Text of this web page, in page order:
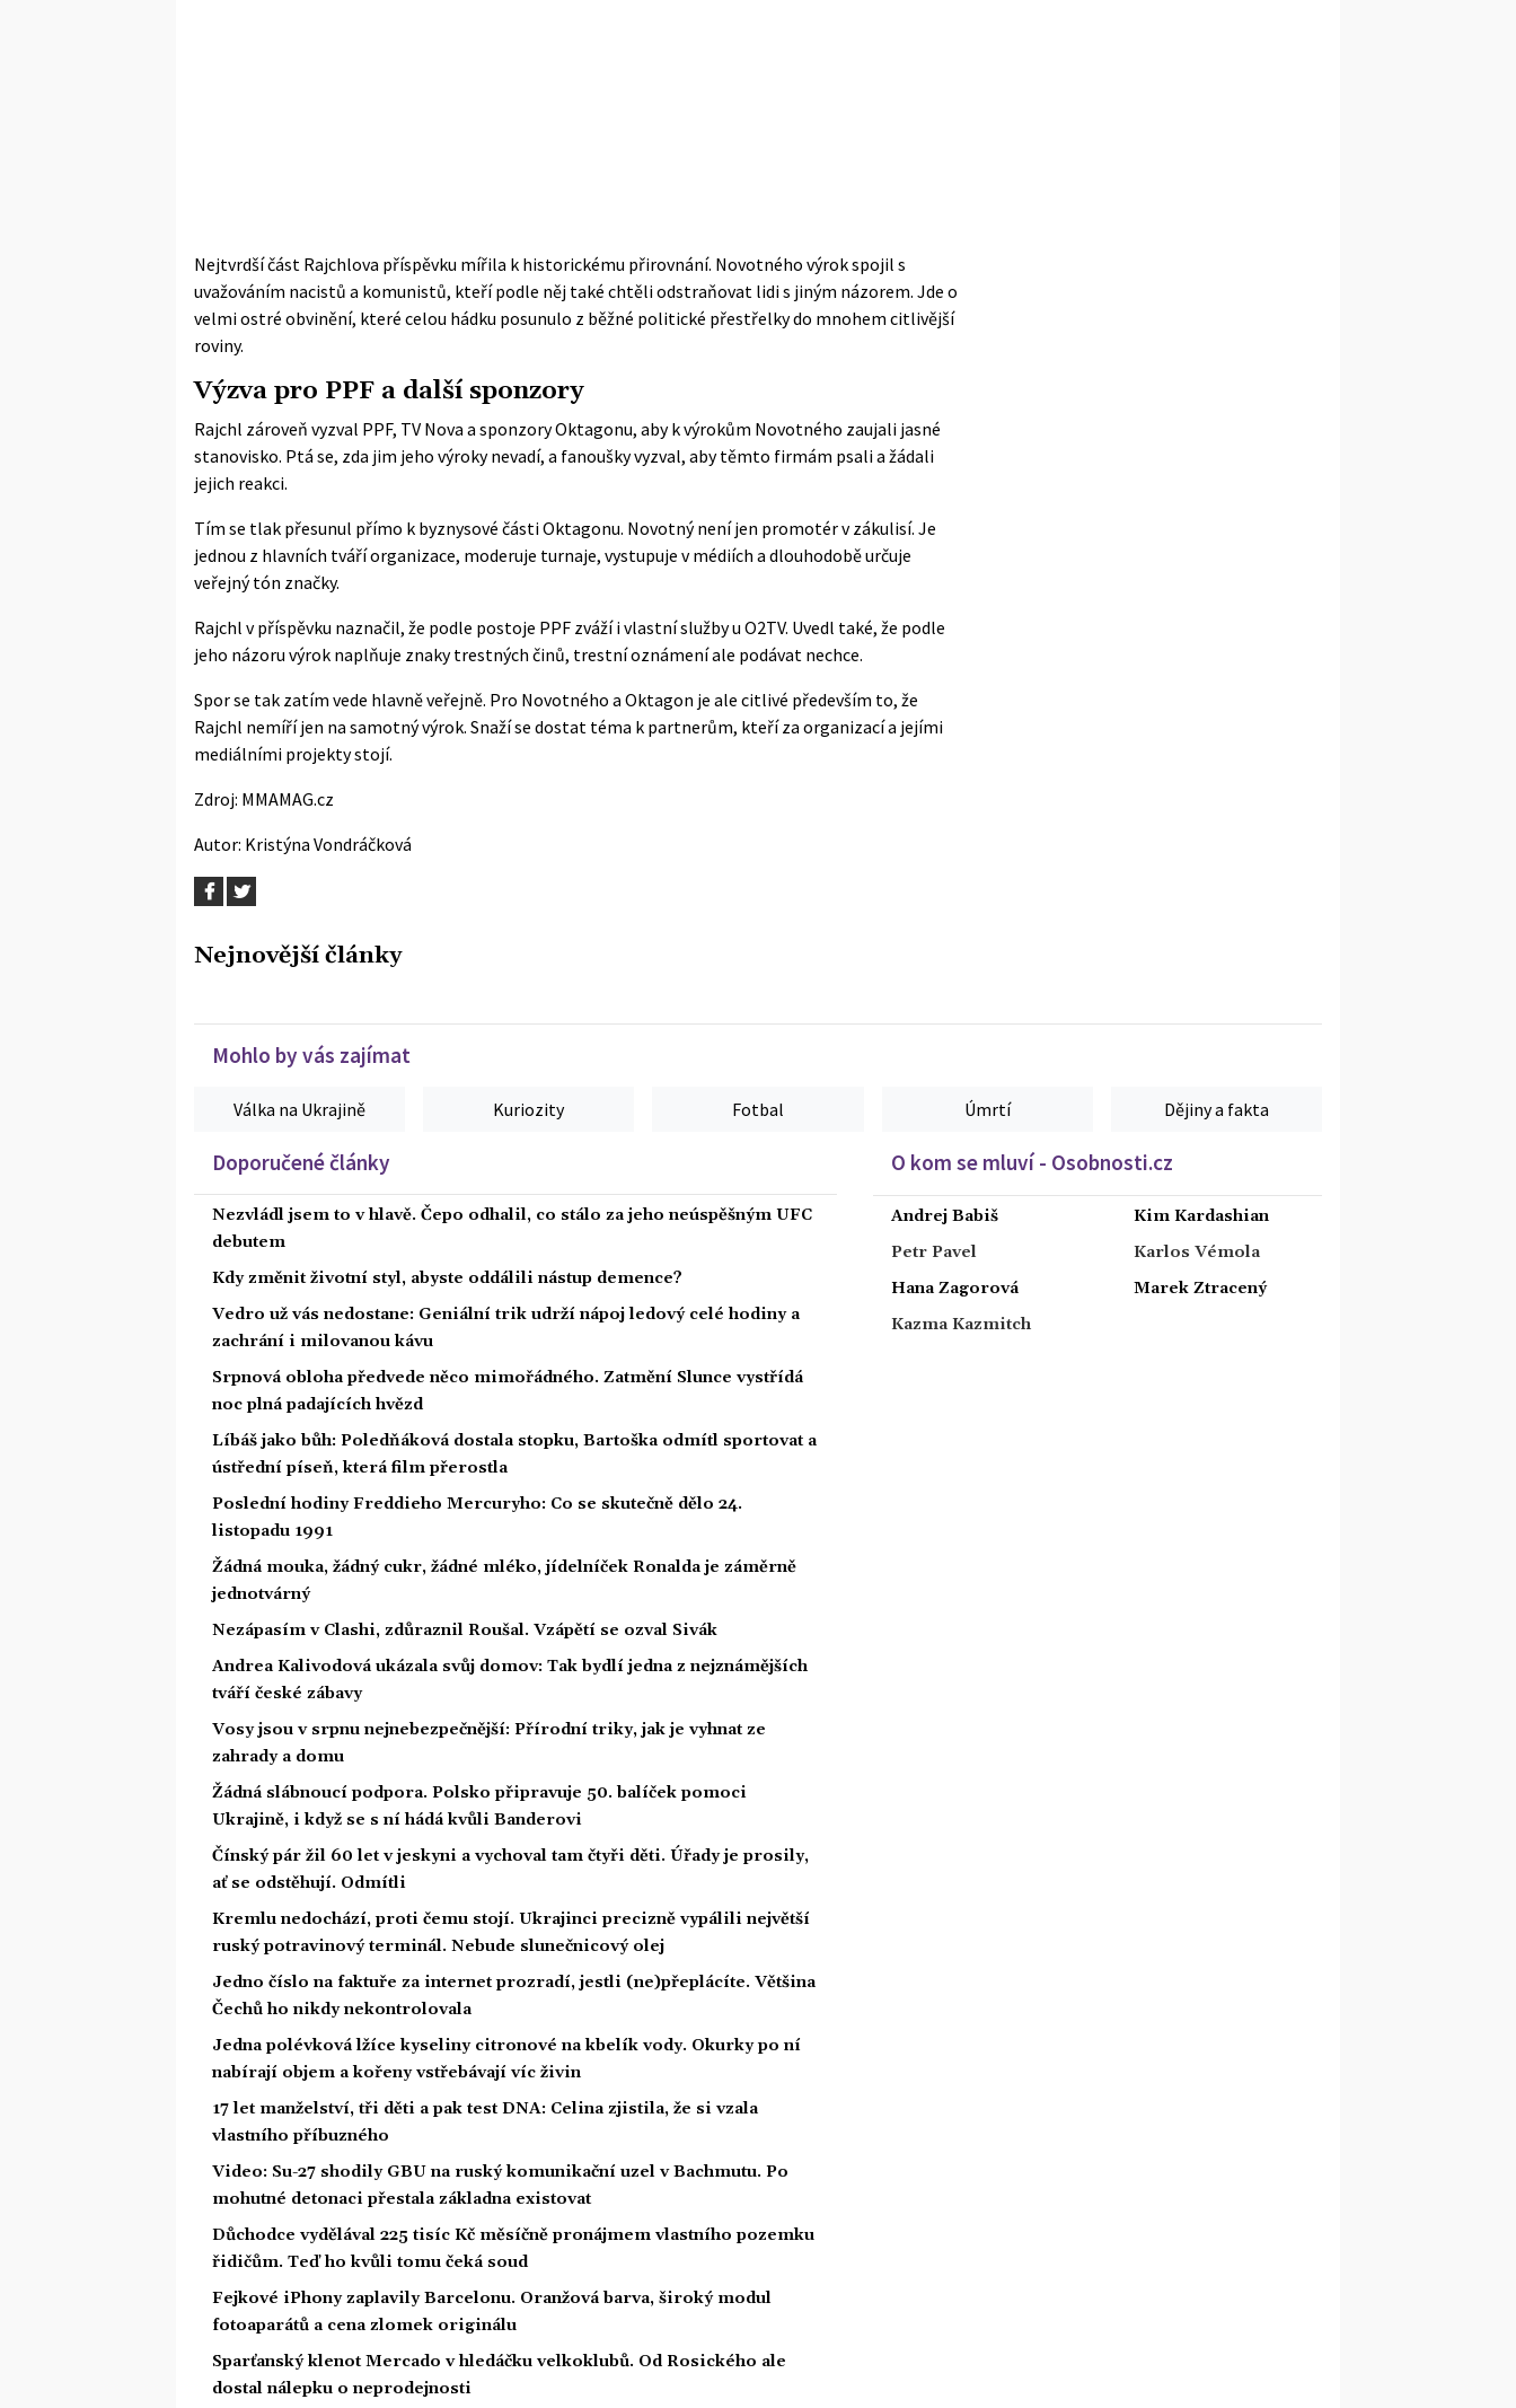
Nejtvrdší část Rajchlova příspěvku mířila k historickému přirovnání. Novotného výrok spojil s
uvažováním nacistů a komunistů, kteří podle něj také chtěli odstraňovat lidi s jiným názorem. Jde o
velmi ostré obvinění, které celou hádku posunulo z běžné politické přestřelky do mnohem citlivější
roviny.
Výzva pro PPF a další sponzory
Rajchl zároveň vyzval PPF, TV Nova a sponzory Oktagonu, aby k výrokům Novotného zaujali jasné
stanovisko. Ptá se, zda jim jeho výroky nevadí, a fanoušky vyzval, aby těmto firmám psali a žádali
jejich reakci.
Tím se tlak přesunul přímo k byznysové části Oktagonu. Novotný není jen promotér v zákulisí. Je
jednou z hlavních tváří organizace, moderuje turnaje, vystupuje v médiích a dlouhodobě určuje
veřejný tón značky.
Rajchl v příspěvku naznačil, že podle postoje PPF zváží i vlastní služby u O2TV. Uvedl také, že podle
jeho názoru výrok naplňuje znaky trestných činů, trestní oznámení ale podávat nechce.
Spor se tak zatím vede hlavně veřejně. Pro Novotného a Oktagon je ale citlivé především to, že
Rajchl nemíří jen na samotný výrok. Snaží se dostat téma k partnerům, kteří za organizací a jejími
mediálními projekty stojí.
Zdroj: MMAMAG.cz
Autor: Kristýna Vondráčková
Nejnovější články
Mohlo by vás zajímat
Válka na Ukrajině Kuriozity Fotbal Úmrtí Dějiny a fakta
Doporučené články
Nezvládl jsem to v hlavě. Čepo odhalil, co stálo za jeho neúspěšným UFC
debutem
Kdy změnit životní styl, abyste oddálili nástup demence?
Vedro už vás nedostane: Geniální trik udrží nápoj ledový celé hodiny a
zachrání i milovanou kávu
Srpnová obloha předvede něco mimořádného. Zatmění Slunce vystřídá
noc plná padajících hvězd
Líbáš jako bůh: Poledňáková dostala stopku, Bartoška odmítl sportovat a
ústřední píseň, která film přerostla
Poslední hodiny Freddieho Mercuryho: Co se skutečně dělo 24.
listopadu 1991
Žádná mouka, žádný cukr, žádné mléko, jídelníček Ronalda je záměrně
jednotvárný
Nezápasím v Clashi, zdůraznil Roušal. Vzápětí se ozval Sivák
Andrea Kalivodová ukázala svůj domov: Tak bydlí jedna z nejznámějších
tváří české zábavy
Vosy jsou v srpnu nejnebezpečnější: Přírodní triky, jak je vyhnat ze
zahrady a domu
Žádná slábnoucí podpora. Polsko připravuje 50. balíček pomoci
Ukrajině, i když se s ní hádá kvůli Banderovi
Čínský pár žil 60 let v jeskyni a vychoval tam čtyři děti. Úřady je prosily,
ať se odstěhují. Odmítli
Kremlu nedochází, proti čemu stojí. Ukrajinci precizně vypálili největší
ruský potravinový terminál. Nebude slunečnicový olej
Jedno číslo na faktuře za internet prozradí, jestli (ne)přeplácíte. Většina
Čechů ho nikdy nekontrolovala
Jedna polévková lžíce kyseliny citronové na kbelík vody. Okurky po ní
nabírají objem a kořeny vstřebávají víc živin
17 let manželství, tři děti a pak test DNA: Celina zjistila, že si vzala
vlastního příbuzného
Video: Su-27 shodily GBU na ruský komunikační uzel v Bachmutu. Po
mohutné detonaci přestala základna existovat
Důchodce vydělával 225 tisíc Kč měsíčně pronájmem vlastního pozemku
řidičům. Teď ho kvůli tomu čeká soud
Fejkové iPhony zaplavily Barcelonu. Oranžová barva, široký modul
fotoaparátů a cena zlomek originálu
Sparťanský klenot Mercado v hledáčku velkoklubů. Od Rosického ale
dostal nálepku o neprodejnosti
O kom se mluví - Osobnosti.cz
Andrej Babiš
Petr Pavel
Hana Zagorová
Kazma Kazmitch
Kim Kardashian
Karlos Vémola
Marek Ztracený